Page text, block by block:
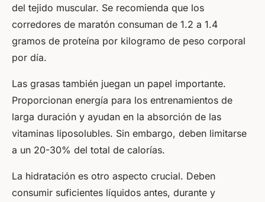
del tejido muscular. Se recomienda que los
corredores de maratón consuman de 1.2 a 1.4
gramos de proteína por kilogramo de peso corporal
por día.
Las grasas también juegan un papel importante.
Proporcionan energía para los entrenamientos de
larga duración y ayudan en la absorción de las
vitaminas liposolubles. Sin embargo, deben limitarse
a un 20-30% del total de calorías.
La hidratación es otro aspecto crucial. Deben
consumir suficientes líquidos antes, durante y